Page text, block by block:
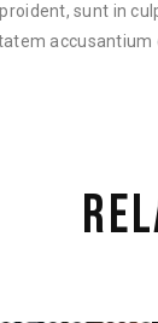
sunt in
accusantium